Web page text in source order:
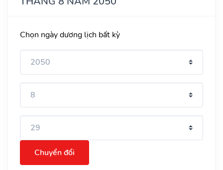
Chọn ngày dương lịch bất kỳ
Chuyển đổi